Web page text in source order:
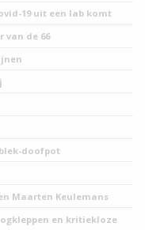
19 uit een lab komt
van de 66
doofpot
Maarten Keulemans
en kritiekloze